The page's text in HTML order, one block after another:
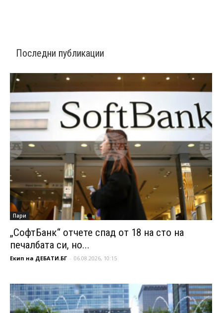
Последни публикации
Пари
„СофтБанк“ отчете спад от 18 на сто на
печалбата си, но...
Екип на ДЕБАТИ.БГ - 06.08.2026, 10:15